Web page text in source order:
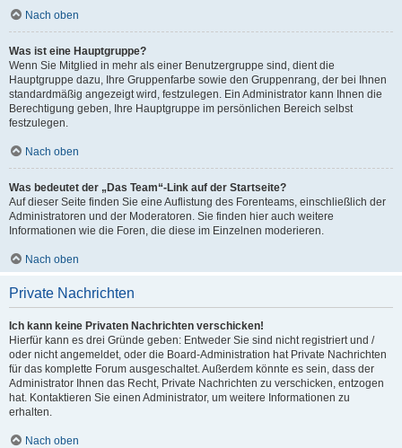
Nach oben
Was ist eine Hauptgruppe?
Wenn Sie Mitglied in mehr als einer Benutzergruppe sind, dient die
Hauptgruppe dazu, Ihre Gruppenfarbe sowie den Gruppenrang, der bei Ihnen
standardmäßig angezeigt wird, festzulegen. Ein Administrator kann Ihnen die
Berechtigung geben, Ihre Hauptgruppe im persönlichen Bereich selbst
festzulegen.
Nach oben
Was bedeutet der „Das Team“-Link auf der Startseite?
Auf dieser Seite finden Sie eine Auflistung des Forenteams, einschließlich der
Administratoren und der Moderatoren. Sie finden hier auch weitere
Informationen wie die Foren, die diese im Einzelnen moderieren.
Nach oben
Private Nachrichten
Ich kann keine Privaten Nachrichten verschicken!
Hierfür kann es drei Gründe geben: Entweder Sie sind nicht registriert und /
oder nicht angemeldet, oder die Board-Administration hat Private Nachrichten
für das komplette Forum ausgeschaltet. Außerdem könnte es sein, dass der
Administrator Ihnen das Recht, Private Nachrichten zu verschicken, entzogen
hat. Kontaktieren Sie einen Administrator, um weitere Informationen zu
erhalten.
Nach oben